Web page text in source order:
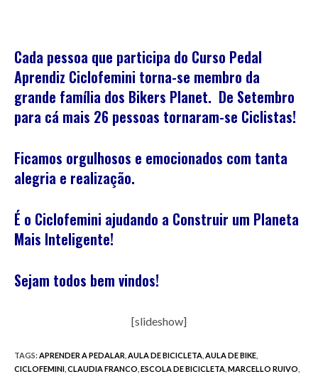
Cada pessoa que participa do Curso Pedal
Aprendiz Ciclofemini torna-se membro da
grande família dos Bikers Planet. De Setembro
para cá mais 26 pessoas tornaram-se Ciclistas!
Ficamos orgulhosos e emocionados com tanta
alegria e realização.
É o Ciclofemini ajudando a Construir um Planeta
Mais Inteligente!
Sejam todos bem vindos!
[slideshow]
TAGS:APRENDER A PEDALAR AULA DE BICICLETA AULA DE BIKE
CICLOFEMINI CLAUDIA FRANCO ESCOLA DE BICICLETA MARCELLO RUIVO